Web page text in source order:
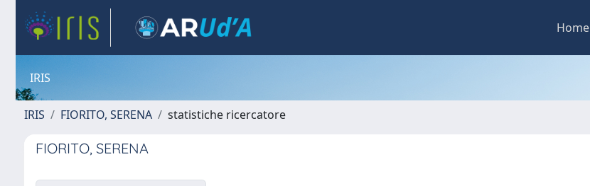
Home
IRIS
IRIS FIORITO, SERENA statistiche ricercatore
FIORITO, SERENA